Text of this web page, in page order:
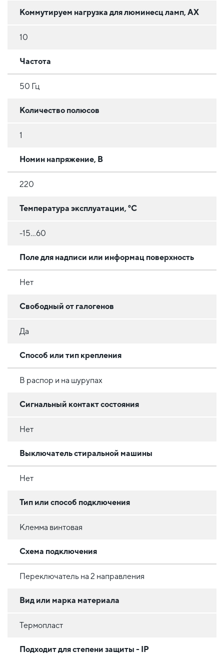
Коммутируем нагрузка для люминесц ламп, AX
10
Частота
50 Гц
Количество полюсов
1
Номин напряжение, В
220
Температура эксплуатации, °C
-15...60
Поле для надписи или информац поверхность
Нет
Свободный от галогенов
Да
Способ или тип крепления
В распор и на шурупах
Сигнальный контакт состояния
Нет
Выключатель стиральной машины
Нет
Тип или способ подключения
Клемма винтовая
Схема подключения
Переключатель на 2 направления
Вид или марка материала
Термопласт
Подходит для степени защиты - IP